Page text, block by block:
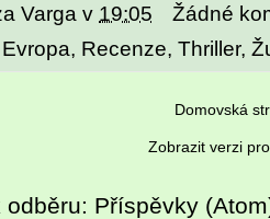
Varga v 19:05
Žádné
Evropa, Recenze, Thriller,
Domovská
Zobrazit verzi
odběru: Příspěvky